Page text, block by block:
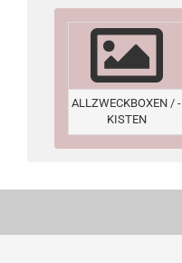
ALLZWECKBOXEN / -
KISTEN